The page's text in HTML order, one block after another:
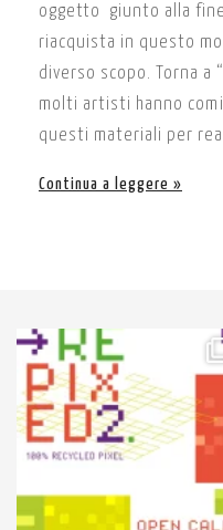
oggetto giunto alla
riacquista in questo
diverso scopo. Torna
molti artisti hanno
questi materiali per
Continua a leggere
64